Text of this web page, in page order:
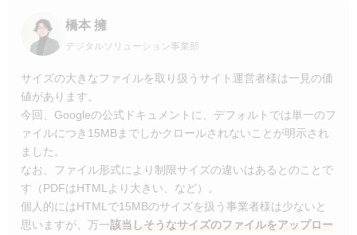
橋本 擁
デジタルソリューション事業部
サイズの大きなファイルを取り扱うサイト運営者様は一見の価
値があります。
今回、Googleの公式ドキュメントに、デフォルトでは単一のフ
ァイルにつき15MBまでしかクロールされないことが明示され
ました。
なお、ファイル形式により制限サイズの違いはあるとのことで
す（PDFはHTMLより大きい、など）。
個人的にはHTMLで15MBのサイズを扱う事業者様は少ないと
思いますが、万一該当しそうなサイズのファイルをアップロー